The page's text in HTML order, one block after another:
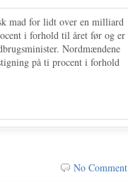
mad for lidt over en milliard
i forhold til året før og er
Nordmændene
på ti procent i forhold
No Comment